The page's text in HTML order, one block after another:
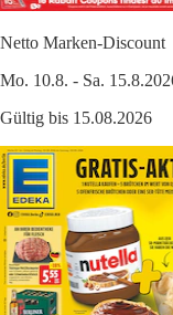
Netto Marken-Discount
Mo. 10.8. - Sa.
Gültig bis 15.08.2026